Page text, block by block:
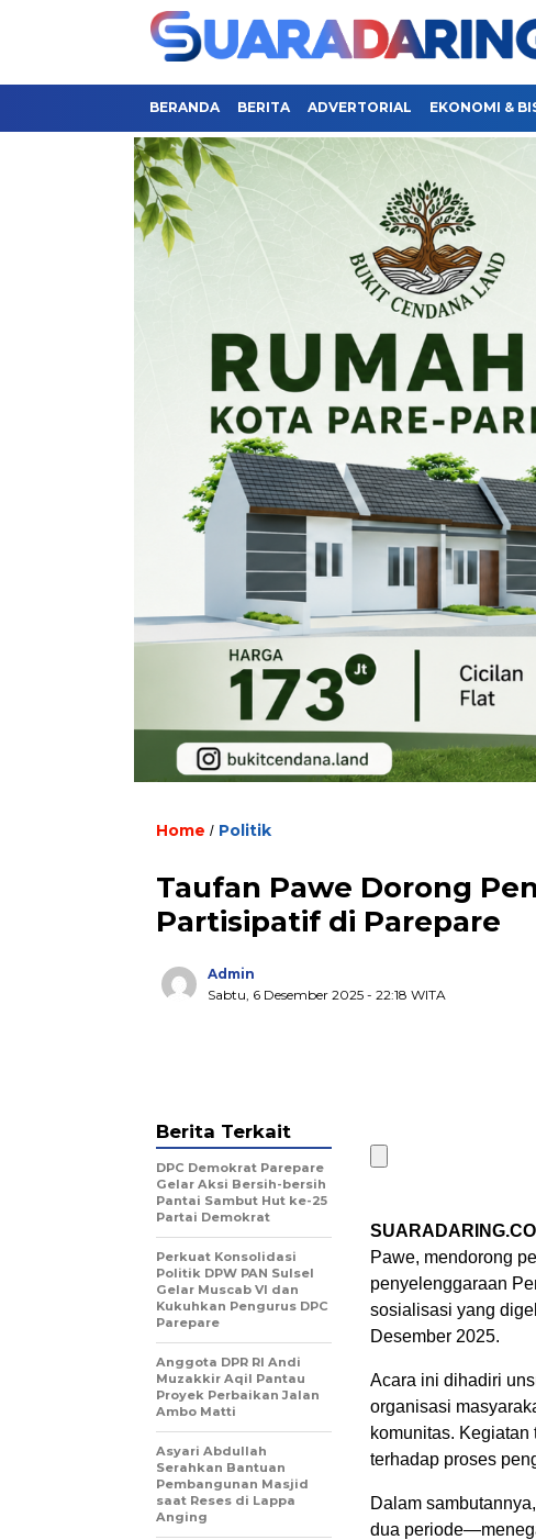
BERANDA BERITA ADVERTORIAL EKONOMI &
Home / Politik
Taufan Pawe Dorong
Partisipatif di Parepare
Admin
Sabtu, 6 Desember 2025 - 22:18 WITA
Pawe, mendorong
penyelenggaraan
sosialisasi yang
Desember 2025.
Acara ini dihadiri
organisasi
komunitas.
terhadap proses
Dalam
dua
Berita Terkait
DPC Demokrat Parepare
Gelar Aksi Bersih-bersih
Pantai Sambut Hut ke-25
Partai Demokrat
Perkuat Konsolidasi
Politik DPW PAN Sulsel
Gelar Muscab VI dan
Kukuhkan Pengurus DPC
Parepare
Anggota DPR RI Andi
Muzakkir Aqil Pantau
Proyek Perbaikan Jalan
Ambo Matti
Asyari Abdullah
Serahkan Bantuan
Pembangunan Masjid
saat Reses di Lappa
Anging